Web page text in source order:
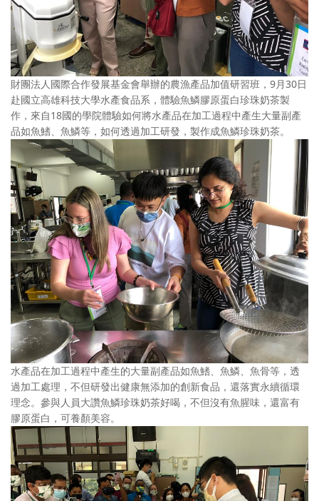
財團法人國際合作發展基金會舉辦的農漁產品加值研習班，9月30日
赴國立高雄科技大學水產食品系，體驗魚鱗膠原蛋白珍珠奶茶製
作，來自18國的學院體驗如何將水產品在加工過程中產生大量副產
品如魚鰭、魚鱗等，如何透過加工研發，製作成魚鱗珍珠奶茶。
水產品在加工過程中產生的大量副產品如魚鰭、魚鱗、魚骨等，透
過加工處理，不但研發出健康無添加的創新食品，還落實永續循環
理念。參與人員大讚魚鱗珍珠奶茶好喝，不但沒有魚腥味，還富有
膠原蛋白，可養顏美容。